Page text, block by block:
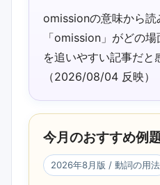
omissionの意味から読
「omission」がどの
を追いやすい記事だと
（2026/08/04 反映）
今月のおすすめ例
2026年8月版 / 動詞の用法